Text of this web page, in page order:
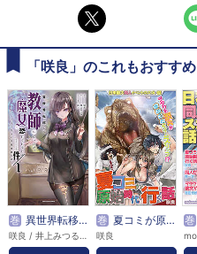
「咲良」のこれもおすすめ
巻 異世界転移して教師になったが、魔女と恐れられている件 ～アオイ先生の学園奮闘日誌～ 巻 夏コミが原始時代に行く話
咲良
巻